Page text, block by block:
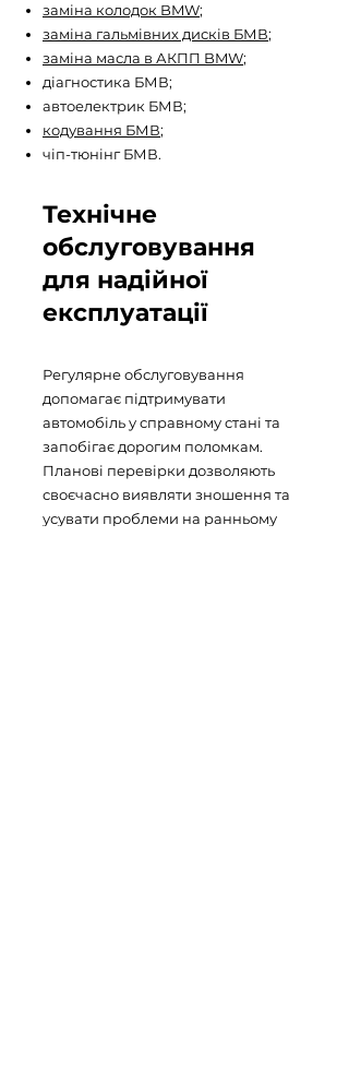
заміна колодок BMW;
заміна гальмівних дисків БМВ;
заміна масла в АКПП BMW;
діагностика БМВ;
автоелектрик БМВ;
кодування БМВ;
чіп-тюнінг БМВ.
Технічне
обслуговування
для надійної
експлуатації
Регулярне обслуговування
допомагає підтримувати
автомобіль у справному стані та
запобігає дорогим поломкам.
Планові перевірки дозволяють
своєчасно виявляти зношення та
усувати проблеми на ранньому